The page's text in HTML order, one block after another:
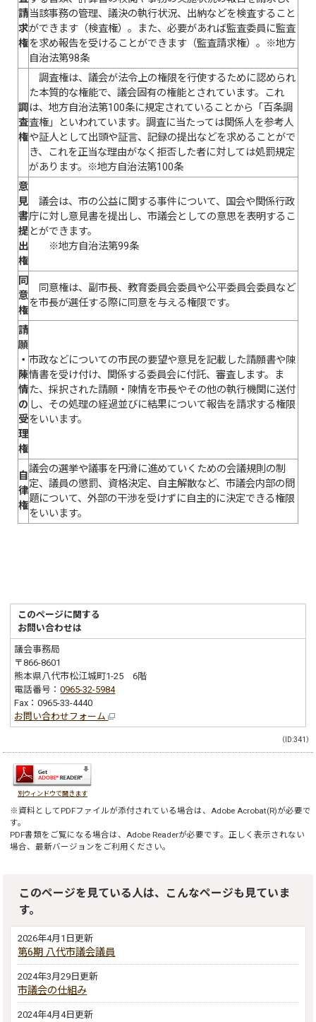
請
求
権
当該事務の管理、議決の執行状況、出納などを検査すること
ができます（検査権）。また、必要があれば監査委員に監査
を求め報告を受けることができます（監査請求権）。※地方
自治法第98条
調
査
権
調査権は、議会が法令上の権限を行使するために認められ
た本質的な権能で、議会固有の権能とされています。これ
は、地方自治法第100条に規定されていることから「百条調
査権」といわれています。調査に当たっては関係人を参考人
や証人として出頭や証言、記録の提出などを求めることがで
き、これを正当な理由がなく拒否した者に対しては処罰規定
があります。※地方自治法第100条
意
見
書
提
出
権
議会は、市の公益に関する事件について、国会や関係行政
庁に対し意見書を提出し、市議会としての意思を表明するこ
とができます。
※地方自治法第99条
同
意
権
同意権は、副市長、教育委員会委員や公平委員会委員など
を市長が選任する際に同意を与える権限です。
請
願
・
陳
情
の
受
理
権
市政などについての市民の要望や意見を記載した請願書や陳
情書を受け付け、関係する委員会に付託、審査します。ま
た、採択された請願・陳情を市長やその他の執行機関に送付
し、その処理の経過並びに結果について報告を請求する権限
をいいます。
自
律
権
議会の選挙や議事を円滑に進めていくための会議規則の制
定、議員の懲罰、資格決定、自主解散など、市議会内部の問
題について、外部の干渉を受けずに自主的に決定できる権限
をいいます。
このページに関する
お問い合わせは
議会事務局
〒866-8601
熊本県八代市松江城町1-25 6階
電話番号：0965-32-5984
Fax：0965-33-4440
お問い合わせフォーム
（ID:341）
別ウィンドウで開きます
※資料としてPDFファイルが添付されている場合は、Adobe Acrobat(R)が必要で
す。
PDF書類をご覧になる場合は、Adobe Readerが必要です。正しく表示されない
場合、最新バージョンをご利用ください。
このページを見ている人は、こんなページも見ていま
す。
2026年4月1日更新
第6期 八代市議会議員
2024年3月29日更新
市議会の仕組み
2024年4月4日更新